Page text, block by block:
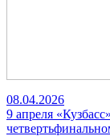
08.04.2026
9 апреля